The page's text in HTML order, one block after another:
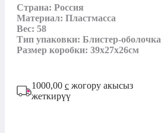
Страна: Россия
Материал: Пластмасса
Вес: 58
Тип упаковки: Блистер-оболочка
Размер коробки: 39x27x26см
1000,00 с жогору акысыз
жеткирүү